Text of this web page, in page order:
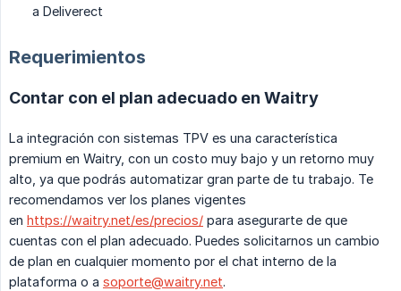
a Deliverect
Requerimientos
Contar con el plan adecuado en Waitry
La integración con sistemas TPV es una característica
premium en Waitry, con un costo muy bajo y un retorno muy
alto, ya que podrás automatizar gran parte de tu trabajo. Te
recomendamos ver los planes vigentes
en https://waitry.net/es/precios/ para asegurarte de que
cuentas con el plan adecuado. Puedes solicitarnos un cambio
de plan en cualquier momento por el chat interno de la
plataforma o a soporte@waitry.net.